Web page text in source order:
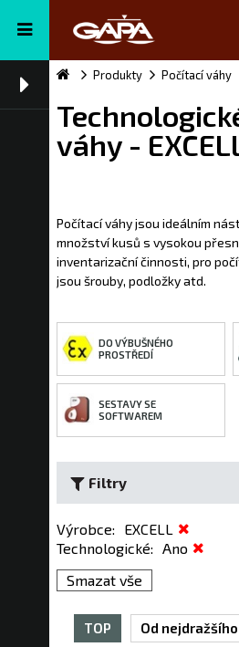
Produkty Počítací váhy
váhy -
Počítací váhy jsou ideálním
množství kusů s vysokou
inventarizační činnosti, pro
jsou šrouby, podložky atd.
DO VÝBUŠNÉHO
PROSTŘEDÍ
SESTAVY SE
SOFTWAREM
Filtry
Výrobce:
EXCELL
Technologické: Ano
Smazat vše
TOP Od nejdražšího